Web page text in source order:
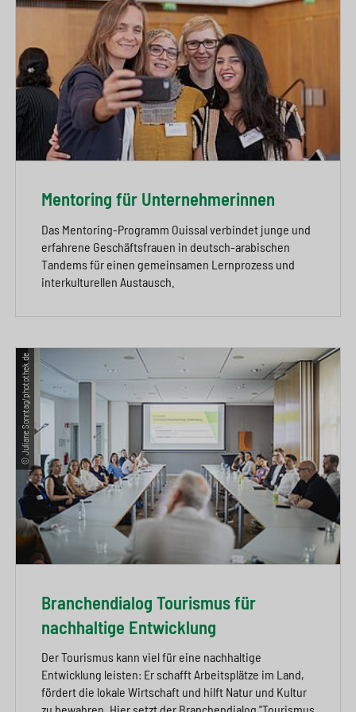
Mentoring für Unternehmerinnen
Das Mentoring-Programm Ouissal verbindet junge und
erfahrene Geschäftsfrauen in deutsch-arabischen
Tandems für einen gemeinsamen Lernprozess und
interkulturellen Austausch.
© Juliane Sonntag/photothek.de
Branchendialog Tourismus für
nachhaltige Entwicklung
Der Tourismus kann viel für eine nachhaltige
Entwicklung leisten: Er schafft Arbeitsplätze im Land,
fördert die lokale Wirtschaft und hilft Natur und Kultur